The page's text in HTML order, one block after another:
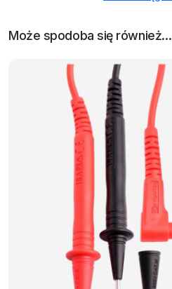
Może spodoba się również…